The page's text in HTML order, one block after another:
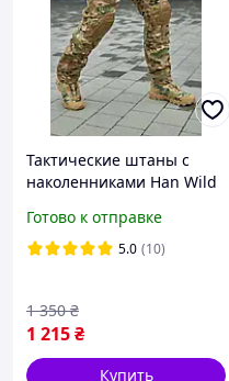
Тактические штаны с
наколенниками Han Wild
XS, S, M, L, XL, 2XL, 3XL,
4XL
Готово к отправке
5.0 (10)
1 215₴
1 350 ₴
Купить